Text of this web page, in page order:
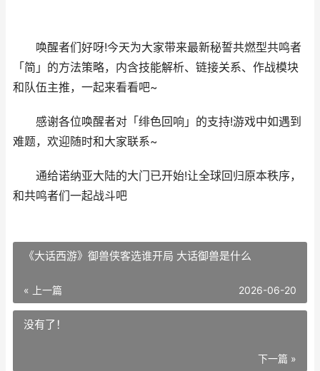
唤醒者们好呀!今天为大家带来最新秘誓共燃型共鸣者
「简」的方法策略，内含技能解析、链接关系、作战模块
和队伍主推，一起来看看吧~
感谢各位唤醒者对「绯色回响」的支持!游戏中如遇到
难题，欢迎随时和大家联系~
通给诺纳亚大陆的大门已开始!让全球回归原本秩序，
和共鸣者们一起战斗吧
《大话西游》御兽侠客选谁开局 大话御兽是什么
« 上一篇 2026-06-20
没有了！
下一篇 »